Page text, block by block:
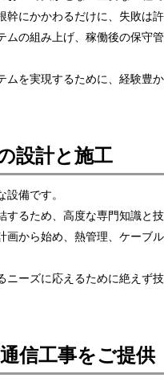
にかかわるだけに、失敗は許
の組み上げ、稼働後の保守
を実現するために、経験豊
設計と施工
備です。
るため、高度な専門知識と
から始め、熱管理、ケーブ
ーズに応えるために絶えず
信工事をご提供